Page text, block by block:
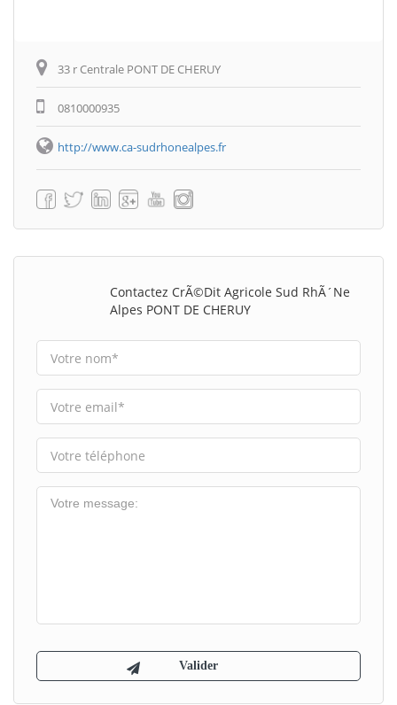
33 r Centrale PONT DE CHERUY
0810000935
http://www.ca-sudrhonealpes.fr
Contactez CrÃ©dit Agricole Sud RhÃ´ne
Alpes PONT DE CHERUY